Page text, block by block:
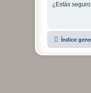
¿Estás
Índice